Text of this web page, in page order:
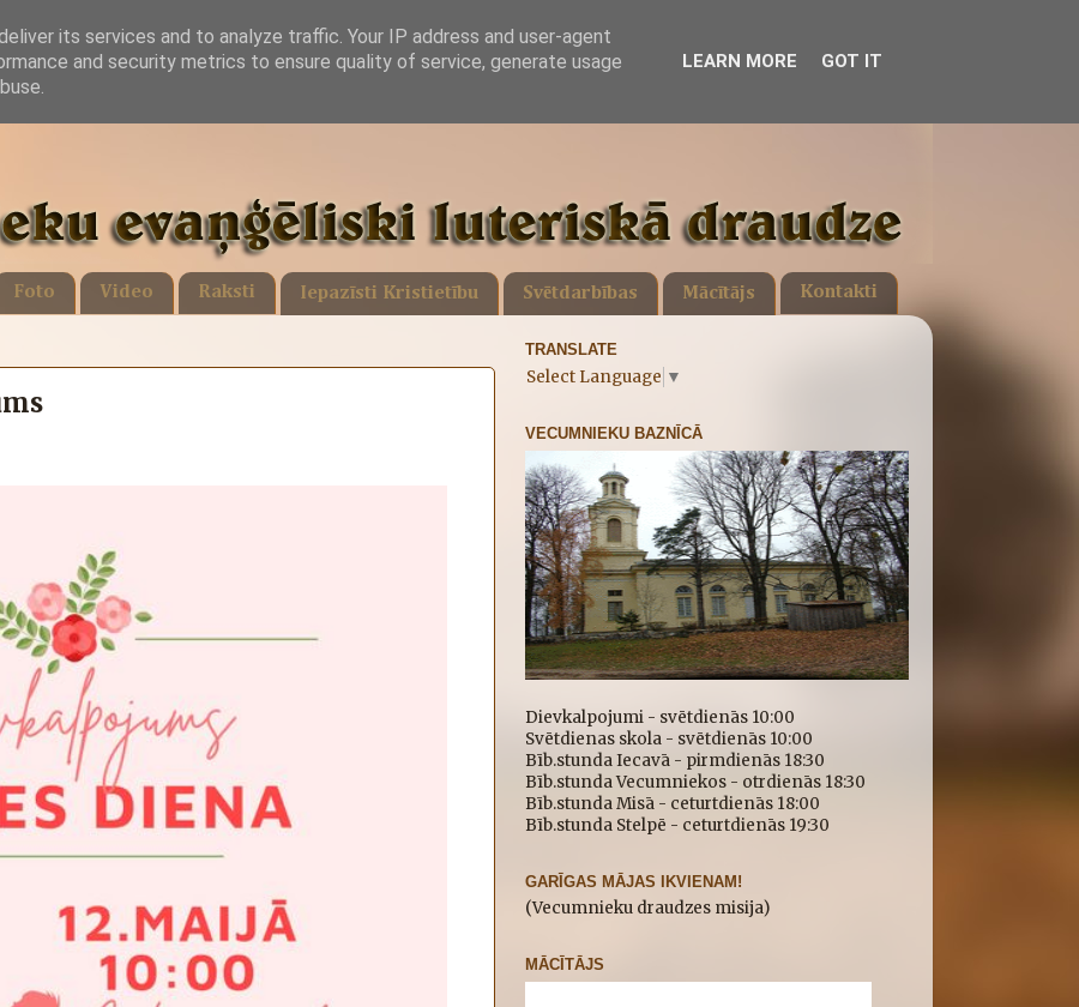
Foto Video Raksti Iepazīsti Kristietību Svētdarbības Mācītājs Kontakti
TRANSLATE
Select Language ▼
VECUMNIEKU BAZNĪCĀ
Dievkalpojumi - svētdienās 10:00
Svētdienas skola - svētdienās 10:00
Bīb.stunda Iecavā - pirmdienās 18:30
Bīb.stunda Vecumniekos - otrdienās 18:30
Bīb.stunda Misā - ceturtdienās 18:00
Bīb.stunda Stelpē - ceturtdienās 19:30
GARĪGAS MĀJAS IKVIENAM!
(Vecumnieku draudzes misija)
MĀCĪTĀJS
its services and to analyze traffic. Your IP address and user-agent
and security metrics to ensure quality of service, generate usage
LEARN MORE GOT IT